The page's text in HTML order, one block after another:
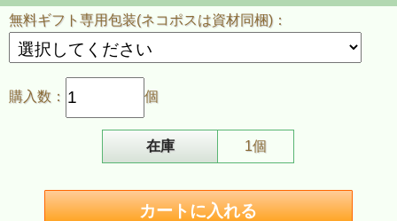
無料ギフト専用包装(ネコポスは資材同梱)：
購入数： 個
在庫 1個